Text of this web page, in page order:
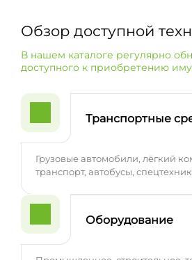
Обзор доступной
В нашем каталоге регулярно
доступного к приобретению
Транспортные
Грузовые автомобили, лёгкий
транспорт, автобусы,
Оборудование